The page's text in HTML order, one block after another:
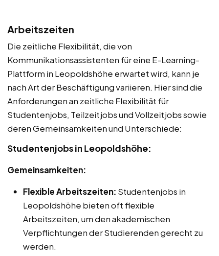
Arbeitszeiten
Die zeitliche Flexibilität, die von
Kommunikationsassistenten für eine E-Learning-
Plattform in Leopoldshöhe erwartet wird, kann je
nach Art der Beschäftigung variieren. Hier sind die
Anforderungen an zeitliche Flexibilität für
Studentenjobs, Teilzeitjobs und Vollzeitjobs sowie
deren Gemeinsamkeiten und Unterschiede:
Studentenjobs in Leopoldshöhe:
Gemeinsamkeiten:
Flexible Arbeitszeiten: Studentenjobs in
Leopoldshöhe bieten oft flexible
Arbeitszeiten, um den akademischen
Verpflichtungen der Studierenden gerecht zu
werden.